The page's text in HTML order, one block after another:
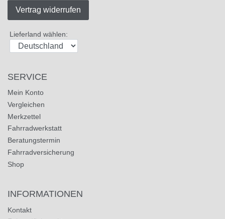
Vertrag widerrufen
Lieferland wählen:
SERVICE
Mein Konto
Vergleichen
Merkzettel
Fahrradwerkstatt
Beratungstermin
Fahrradversicherung
Shop
INFORMATIONEN
Kontakt